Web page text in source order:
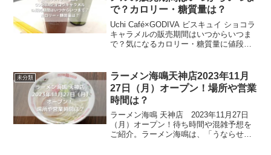
で？カロリー・糖質量は？
Uchi Café×GODIVA ビスキュイ ショコラ
キャラメルの販売期間はいつからいつま
で？気になるカロリー・糖質量に値段
キャラメルです。ビスキュイ、...
未分類
ラーメン海鳴天神店2023年11月
27日（月）オープン！場所や営業
時間は？
ラーメン海鳴 天神店 2023年11月27日
（月）オープン！待ち時間や混雑予想を
ご紹介。ラーメン海鳴は、「うならせる1